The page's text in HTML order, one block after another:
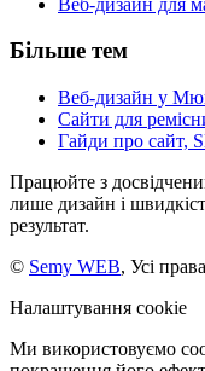
Більше тем
Веб-дизайн у
Сайти для
Гайди про сайт,
Працюйте з
лише дизайн і
результат.
© Semy WEB, Усі
Налаштування cookie
Ми використовуємо